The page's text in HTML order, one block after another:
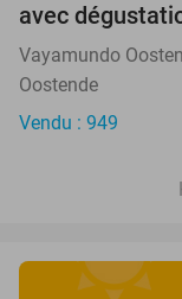
avec
Vayamundo
Oostende
Vendu : 949